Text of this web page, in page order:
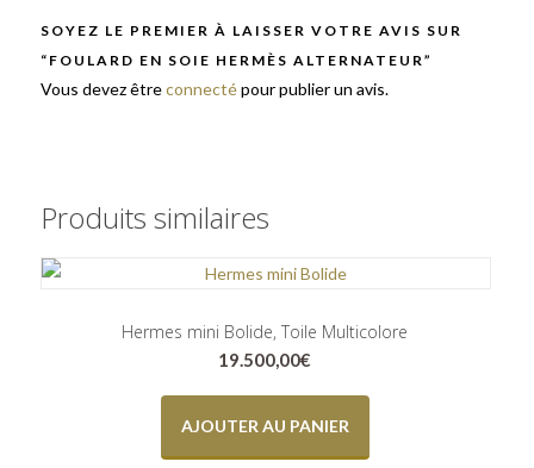
SOYEZ LE PREMIER À LAISSER VOTRE AVIS SUR
“FOULARD EN SOIE HERMÈS ALTERNATEUR”
Vous devez êtreconnectépour publier un avis.
Produits similaires
Hermes mini Bolide, Toile Multicolore
19.500,00€
AJOUTER AU PANIER